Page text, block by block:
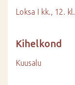
Loksa I kk., 12. kl.
Kihelkond
Kuusalu